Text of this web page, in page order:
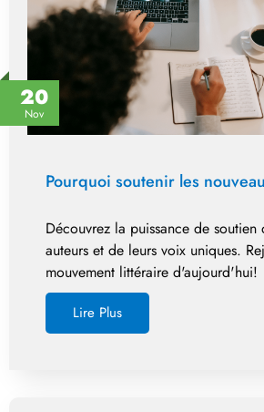
20
Nov
Pourquoi soutenir les
Découvrez la puissance de soutien
auteurs et de leurs voix uniques.
mouvement littéraire d'aujourd'hui!
Lire Plus